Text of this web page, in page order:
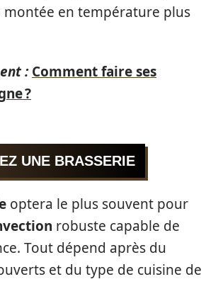
montée en température plus
: Comment faire ses
?
UNE BRASSERIE
optera le plus souvent pour
robuste capable de
Tout dépend après du
et du type de cuisine de